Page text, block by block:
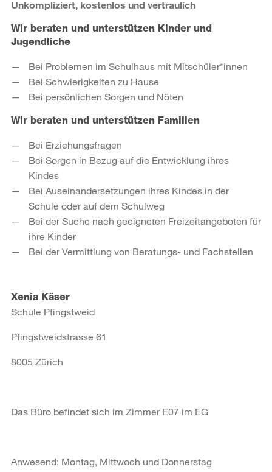
Unkompliziert, kostenlos und vertraulich
Wir beraten und unterstützen Kinder und
Jugendliche
Bei Problemen im Schulhaus mit Mitschüler*innen
Bei Schwierigkeiten zu Hause
Bei persönlichen Sorgen und Nöten
Wir beraten und unterstützen Familien
Bei Erziehungsfragen
Bei Sorgen in Bezug auf die Entwicklung ihres
Kindes
Bei Auseinandersetzungen ihres Kindes in der
Schule oder auf dem Schulweg
Bei der Suche nach geeigneten Freizeitangeboten für
ihre Kinder
Bei der Vermittlung von Beratungs- und Fachstellen
Xenia Käser
Schule Pfingstweid
Pfingstweidstrasse 61
8005 Zürich
Das Büro befindet sich im Zimmer E07 im EG
Anwesend: Montag, Mittwoch und Donnerstag